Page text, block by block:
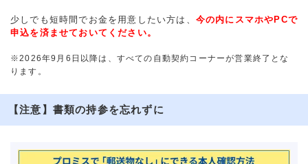
少しでも短時間でお金を用意したい方は、 今の内にスマホやPCで
申込を済ませておいてください。
※2026年9月6日以降は、すべての自動契約コーナーが営業終了とな
ります。
【注意】書類の持参を忘れずに